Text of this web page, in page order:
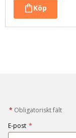
* Obligatoriskt fält
E-post *